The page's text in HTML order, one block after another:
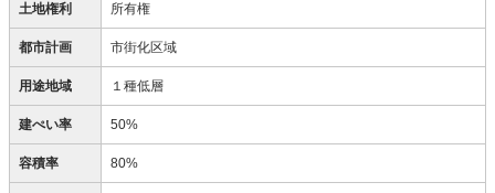
土地権利 所有権
都市計画 市街化区域
用途地域 １種低層
建ぺい率 50%
容積率 80%